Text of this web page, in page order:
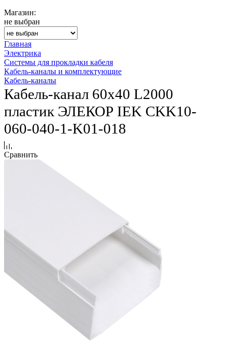
Магазин:
не выбран
Главная
Электрика
Системы для прокладки кабеля
Кабель-каналы и комплектующие
Кабель-каналы
Кабель-канал 60х40 L2000
пластик ЭЛЕКОР IEK CKK10-
060-040-1-K01-018
Сравнить